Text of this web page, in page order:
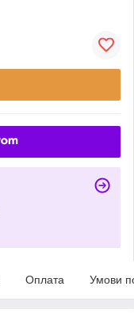
Оплата Умови